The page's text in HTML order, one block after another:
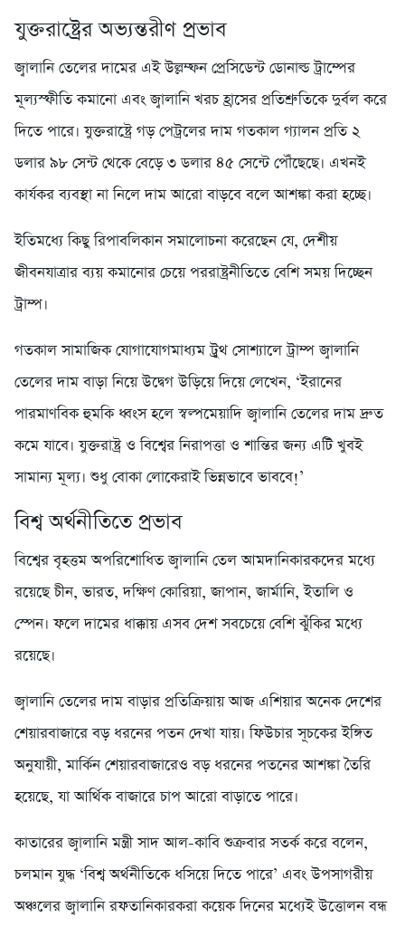
যুক্তরাষ্ট্রের অভ্যন্তরীণ প্রভাব
জ্বালানি তেলের দামের এই উল্লম্ফন প্রেসিডেন্ট ডোনাল্ড ট্রাম্পের
মূল্যস্ফীতি কমানো এবং জ্বালানি খরচ হ্রাসের প্রতিশ্রুতিকে দুর্বল করে
দিতে পারে। যুক্তরাষ্ট্রে গড় পেট্রলের দাম গতকাল গ্যালন প্রতি ২
ডলার ৯৮ সেন্ট থেকে বেড়ে ৩ ডলার ৪৫ সেন্টে পৌঁছেছে। এখনই
কার্যকর ব্যবস্থা না নিলে দাম আরো বাড়বে বলে আশঙ্কা করা হচ্ছে।
ইতিমধ্যে কিছু রিপাবলিকান সমালোচনা করেছেন যে, দেশীয়
জীবনযাত্রার ব্যয় কমানোর চেয়ে পররাষ্ট্রনীতিতে বেশি সময় দিচ্ছেন
ট্রাম্প।
গতকাল সামাজিক যোগাযোগমাধ্যম ট্রুথ সোশ্যালে ট্রাম্প জ্বালানি
তেলের দাম বাড়া নিয়ে উদ্বেগ উড়িয়ে দিয়ে লেখেন, ‘ইরানের
পারমাণবিক হুমকি ধ্বংস হলে স্বল্পমেয়াদি জ্বালানি তেলের দাম দ্রুত
কমে যাবে। যুক্তরাষ্ট্র ও বিশ্বের নিরাপত্তা ও শান্তির জন্য এটি খুবই
সামান্য মূল্য। শুধু বোকা লোকেরাই ভিন্নভাবে ভাববে!’
বিশ্ব অর্থনীতিতে প্রভাব
বিশ্বের বৃহত্তম অপরিশোধিত জ্বালানি তেল আমদানিকারকদের মধ্যে
রয়েছে চীন, ভারত, দক্ষিণ কোরিয়া, জাপান, জার্মানি, ইতালি ও
স্পেন। ফলে দামের ধাক্কায় এসব দেশ সবচেয়ে বেশি ঝুঁকির মধ্যে
রয়েছে।
জ্বালানি তেলের দাম বাড়ার প্রতিক্রিয়ায় আজ এশিয়ার অনেক দেশের
শেয়ারবাজারে বড় ধরনের পতন দেখা যায়। ফিউচার সূচকের ইঙ্গিত
অনুযায়ী, মার্কিন শেয়ারবাজারেও বড় ধরনের পতনের আশঙ্কা তৈরি
হয়েছে, যা আর্থিক বাজারে চাপ আরো বাড়াতে পারে।
কাতারের জ্বালানি মন্ত্রী সাদ আল-কাবি শুক্রবার সতর্ক করে বলেন,
চলমান যুদ্ধ ‘বিশ্ব অর্থনীতিকে ধসিয়ে দিতে পারে’ এবং উপসাগরীয়
অঞ্চলের জ্বালানি রফতানিকারকরা কয়েক দিনের মধ্যেই উত্তোলন বন্ধ